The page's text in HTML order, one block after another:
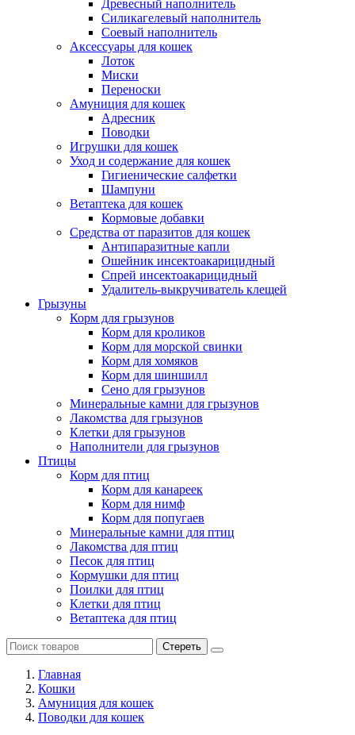
Древесный наполнитель
Силикагелевый наполнитель
Соевый наполнитель
Аксессуары для кошек
Лоток
Миски
Переноски
Амуниция для кошек
Адресник
Поводки
Игрушки для кошек
Уход и содержание для кошек
Гигиенические салфетки
Шампуни
Ветаптека для кошек
Кормовые добавки
Средства от паразитов для кошек
Антипаразитные капли
Ошейник инсектоакарицидный
Спрей инсектоакарицидный
Удалитель-выкручиватель клещей
Грызуны
Корм для грызунов
Корм для кроликов
Корм для морской свинки
Корм для хомяков
Корм для шиншилл
Сено для грызунов
Минеральные камни для грызунов
Лакомства для грызунов
Клетки для грызунов
Наполнители для грызунов
Птицы
Корм для птиц
Корм для канареек
Корм для нимф
Корм для попугаев
Минеральные камни для птиц
Лакомства для птиц
Песок для птиц
Кормушки для птиц
Поилки для птиц
Клетки для птиц
Ветаптека для птиц
Стереть
Главная
Кошки
Амуниция для кошек
Поводки для кошек